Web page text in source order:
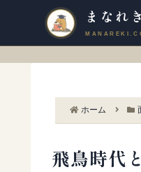
まなれ
ホーム
飛鳥時代